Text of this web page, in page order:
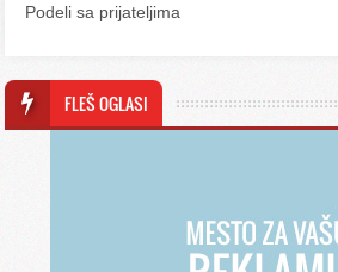
Podeli sa prijateljima
FLEŠ OGLASI